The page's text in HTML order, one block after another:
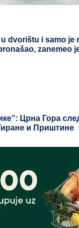
u dvorištu i samo je
zanemeo
Црна Гора
и Приштине